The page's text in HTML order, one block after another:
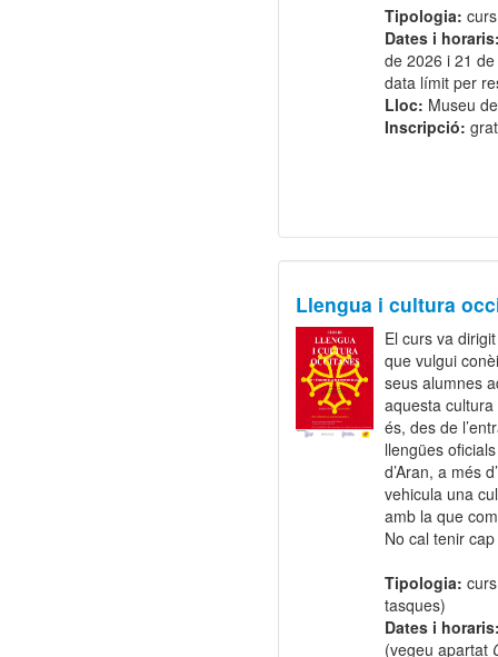
Tipologia:
Dates i
de 2026 i 21
data límit per
Lloc: Museu
Inscripció:
Llengua i cultura
El curs va
que vulgui
seus alumnes
aquesta cultura
és, des de
llengües
d’Aran, a més
vehicula una
amb la que
No cal tenir
Tipologia:
tasques)
Dates i
(vegeu apartat